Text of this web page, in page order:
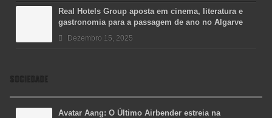
Real Hotels Group aposta em cinema, literatura e
gastronomia para a passagem de ano no Algarve
Dezembro 15, 2025
SOCIEDADE
Avatar Aang: O Último Airbender estreia na